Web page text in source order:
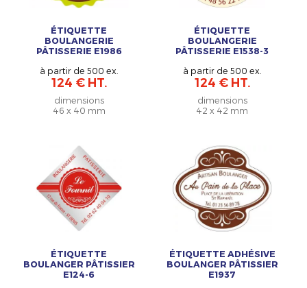
ÉTIQUETTE
BOULANGERIE
PÂTISSERIE E1986
à partir de 500 ex.
124 € HT.
dimensions
46 x 40 mm
ÉTIQUETTE
BOULANGERIE
PÂTISSERIE E1538-3
à partir de 500 ex.
124 € HT.
dimensions
42 x 42 mm
ÉTIQUETTE
BOULANGER PÂTISSIER
E124-6
ÉTIQUETTE ADHÉSIVE
BOULANGER PÂTISSIER
E1937